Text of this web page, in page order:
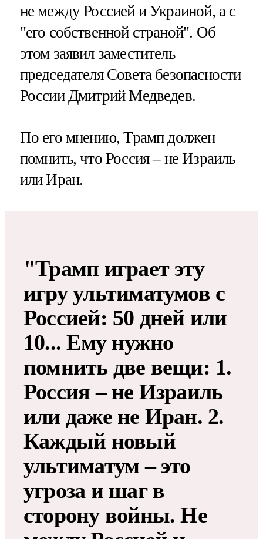
не между Россией и Украиной, а с
"его собственной страной". Об
этом заявил заместитель
председателя Совета безопасности
России Дмитрий Медведев.
По его мнению, Трамп должен
помнить, что Россия – не Израиль
или Иран.
"Трамп играет эту
игру ультиматумов с
Россией: 50 дней или
10... Ему нужно
помнить две вещи: 1.
Россия – не Израиль
или даже не Иран. 2.
Каждый новый
ультиматум – это
угроза и шаг в
сторону войны. Не